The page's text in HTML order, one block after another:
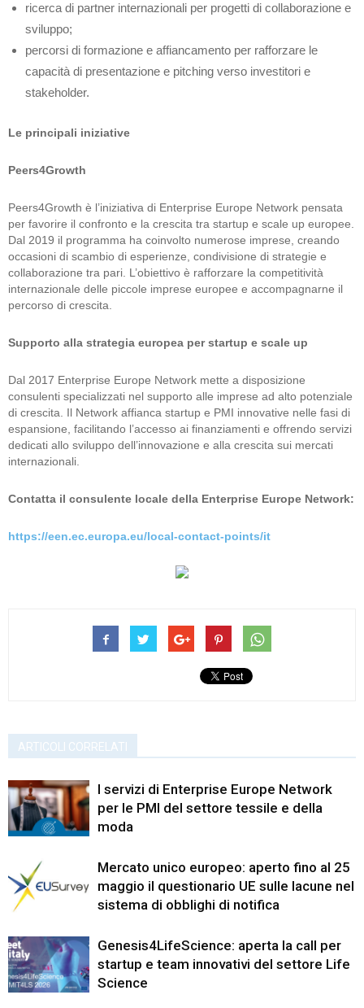
ricerca di partner internazionali per progetti di collaborazione e
sviluppo;
percorsi di formazione e affiancamento per rafforzare le
capacità di presentazione e pitching verso investitori e
stakeholder.
Le principali iniziative
Peers4Growth
Peers4Growth è l’iniziativa di Enterprise Europe Network pensata
per favorire il confronto e la crescita tra startup e scale up europee.
Dal 2019 il programma ha coinvolto numerose imprese, creando
occasioni di scambio di esperienze, condivisione di strategie e
collaborazione tra pari. L’obiettivo è rafforzare la competitività
internazionale delle piccole imprese europee e accompagnarne il
percorso di crescita.
Supporto alla strategia europea per startup e scale up
Dal 2017 Enterprise Europe Network mette a disposizione
consulenti specializzati nel supporto alle imprese ad alto potenziale
di crescita. Il Network affianca startup e PMI innovative nelle fasi di
espansione, facilitando l’accesso ai finanziamenti e offrendo servizi
dedicati allo sviluppo dell’innovazione e alla crescita sui mercati
internazionali.
Contatta il consulente locale della Enterprise Europe Network:
https://een.ec.europa.eu/local-contact-points/it
ARTICOLI CORRELATI
I servizi di Enterprise Europe Network
per le PMI del settore tessile e della
moda
Mercato unico europeo: aperto fino al 25
maggio il questionario UE sulle lacune nel
sistema di obblighi di notifica
Genesis4LifeScience: aperta la call per
startup e team innovativi del settore Life
Science